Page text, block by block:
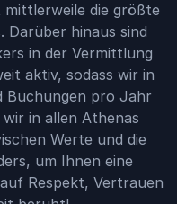
die größte
Darüber hinaus sind
in der Vermittlung
aktiv, sodass wir in
Buchungen pro Jahr
in allen Athenas
Werte und die
um Ihnen eine
Respekt, Vertrauen